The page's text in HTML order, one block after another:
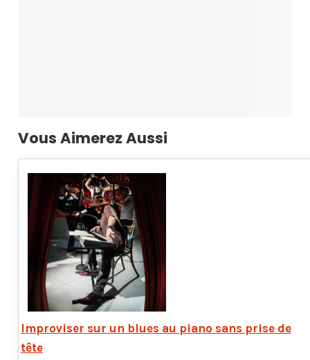
Vous Aimerez Aussi
Improviser sur un blues au piano sans prise de
tête